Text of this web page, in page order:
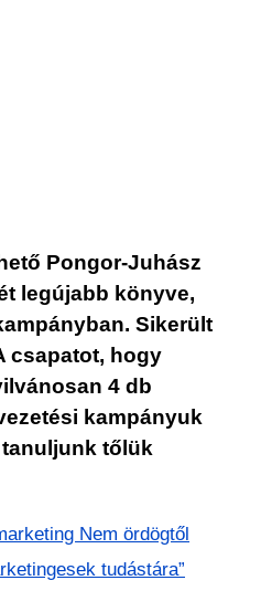
Pongor-Juhász
legújabb könyve,
Sikerült
csapatot, hogy
4 db
kampányuk
tőlük
Nem ördögtől
tudástára”